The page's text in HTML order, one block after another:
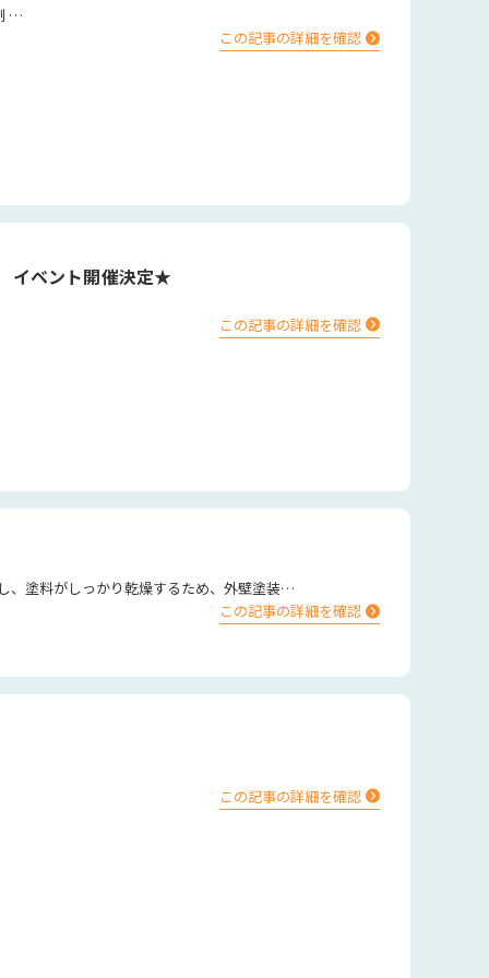
開催日時 ７月２９日 水曜日～８月２日 日曜日 10:00~17:00 （会場：岐阜県大垣市） 完全予約制 …
この記事の詳細を確認
イベント開催決定★
この記事の詳細を確認
すのが、今の季節です。 春は気温や湿度が安定し、塗料がしっかり乾燥するため、外壁塗装…
この記事の詳細を確認
この記事の詳細を確認